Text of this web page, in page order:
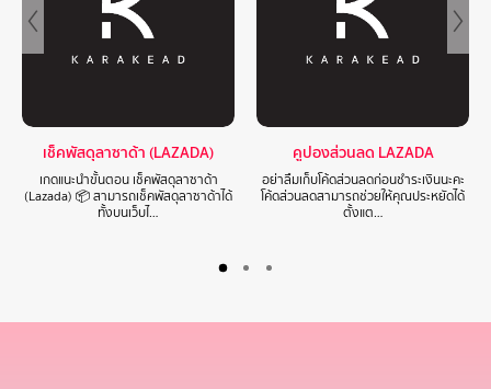
เช็คพัสดุลาซาด้า (LAZADA)
เกดแนะนำขั้นตอน เช็คพัสดุลาซาด้า
(Lazada) 📦 สามารถเช็คพัสดุลาซาด้าได้
ทั้งบนเว็บไ…
คูปองส่วนลด LAZADA
อย่าลืมเก็บโค้ดส่วนลดก่อนชำระเงินนะคะ
โค้ดส่วนลดสามารถช่วยให้คุณประหยัดได้
ตั้งแต…